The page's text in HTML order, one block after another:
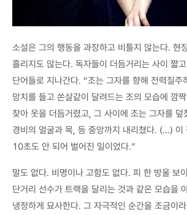
소설은 그의 행동을 과장하고 비틀지 않는다. 현
흘리지도 않는다. 독자들이 더듬거리는 사이 짧
단어들로 지나간다. “조는 그자를 향해 전력질주
망치를 들고 쏜살같이 달려드는 조의 모습에 깜
찾아 옷을 더듬거렸고, 그 사이에 조는 그자를 덮
경비의 얼굴과 목, 등 중앙까지 내리쳤다. (…) 이
10초도 안 되어 벌어진 일이었다.”
말도 없다. 비명이나 고함도 없다. 피 한 방울 보
단거리 선수가 트랙을 달리는 것과 같은 모습을
냉정하게 묘사한다. 그 자극적인 순간을 조금이